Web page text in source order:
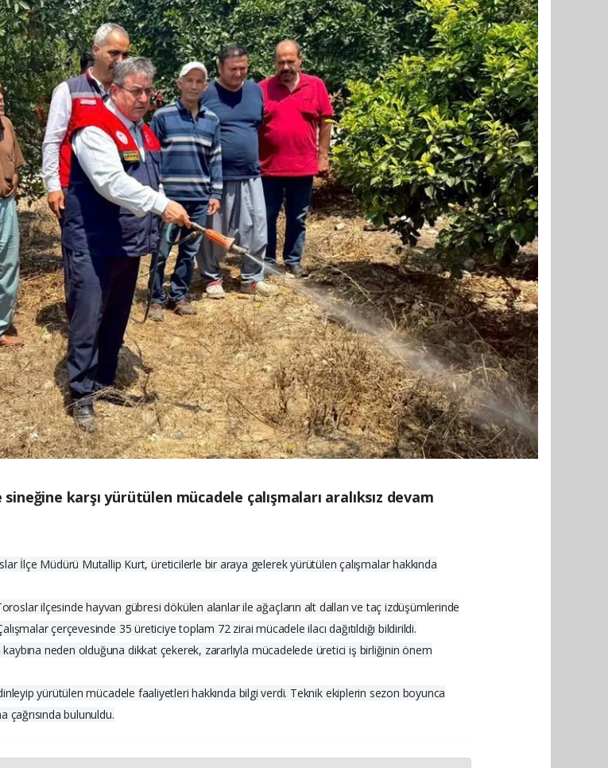
karşı yürütülen mücadele çalışmaları aralıksız devam
İlçe Müdürü Mutallip Kurt, üreticilerle bir araya gelerek yürütülen çalışmalar hakkında
ilçesinde hayvan gübresi dökülen alanlar ile ağaçların alt dalları ve taç izdüşümlerinde
çerçevesinde 35 üreticiye toplam 72 zirai mücadele ilacı dağıtıldığı bildirildi.
neden olduğuna dikkat çekerek, zararlıyla mücadelede üretici iş birliğinin önem
yürütülen mücadele faaliyetleri hakkında bilgi verdi. Teknik ekiplerin sezon boyunca
bulunuldu.